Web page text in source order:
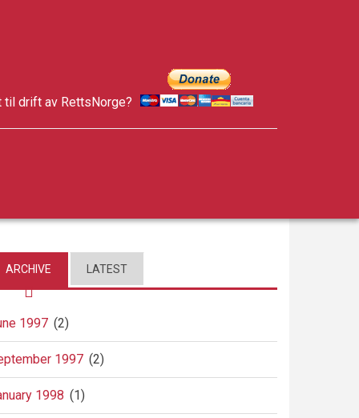
til drift av RettsNorge?
ARCHIVE LATEST
1997 (2)
1997 (2)
1998 (1)